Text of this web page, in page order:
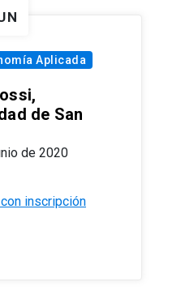
Aplicada
de San
de 2020
inscripción